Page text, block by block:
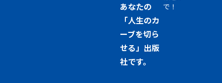
あなたの
「人生のカ
ーブを切ら
せる」出版
社です。
で！